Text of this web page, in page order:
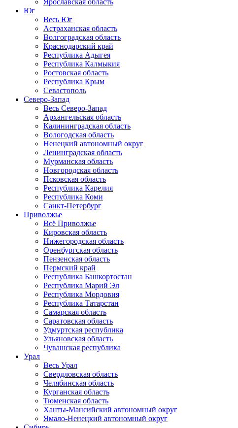
Ярославская область
Юг
Весь Юг
Астраханская область
Волгоградская область
Краснодарский край
Республика Адыгея
Республика Калмыкия
Ростовская область
Республика Крым
Севастополь
Северо-Запад
Весь Северо-Запад
Архангельская область
Калининградская область
Вологодская область
Ненецкий автономный округ
Ленинградская область
Мурманская область
Новгородская область
Псковская область
Республика Карелия
Республика Коми
Санкт-Петербург
Приволжье
Всё Приволжье
Кировская область
Нижегородская область
Оренбургская область
Пензенская область
Пермский край
Республика Башкортостан
Республика Марий Эл
Республика Мордовия
Республика Татарстан
Самарская область
Саратовская область
Удмуртская республика
Ульяновская область
Чувашская республика
Урал
Весь Урал
Свердловская область
Челябинская область
Курганская область
Тюменская область
Ханты-Мансийский автономный округ
Ямало-Ненецкий автономный округ